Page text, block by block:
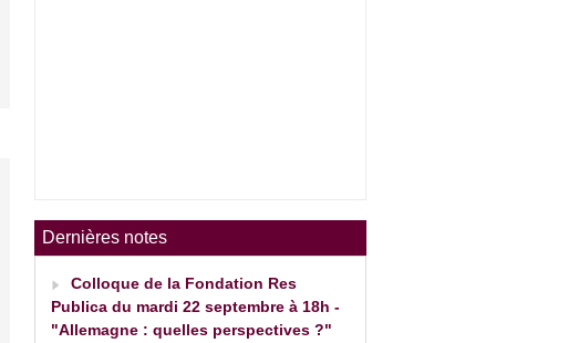
Dernières notes
Colloque de la Fondation Res
Publica du mardi 22 septembre à 18h -
"Allemagne : quelles perspectives ?"